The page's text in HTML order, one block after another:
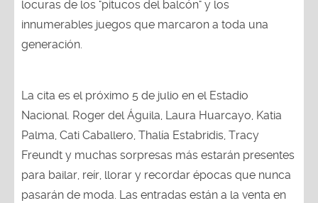
locuras de los "pitucos del balcón" y los
innumerables juegos que marcaron a toda una
generación.
La cita es el próximo 5 de julio en el Estadio
Nacional. Roger del Águila, Laura Huarcayo, Katia
Palma, Cati Caballero, Thalía Estabridis, Tracy
Freundt y muchas sorpresas más estarán presentes
para bailar, reír, llorar y recordar épocas que nunca
pasarán de moda. Las entradas están a la venta en